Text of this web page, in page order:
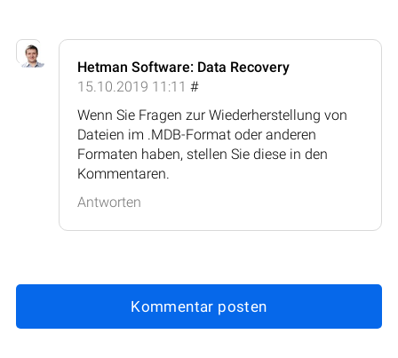
Hetman Software: Data Recovery
15.10.2019 11:11 #
Wenn Sie Fragen zur Wiederherstellung von
Dateien im .MDB-Format oder anderen
Formaten haben, stellen Sie diese in den
Kommentaren.
Antworten
Kommentar posten